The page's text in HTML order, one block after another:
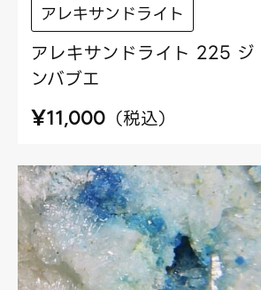
アレキサンドライト
アレキサンドライト 225 ジ
ンバブエ
¥11,000 （税込）